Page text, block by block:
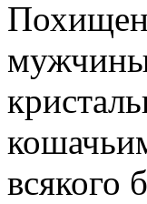
всякого